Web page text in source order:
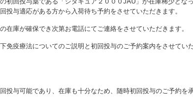
投与適応がある方から入荷待ち予約をさせていただきます。
在庫が確保でき次第お電話にてご連絡をさせていただきます。
免疫療法についてのご説明と初回投与のご予約案内をさせてい
投与可能であり、在庫も十分なため、随時初回投与のご予約を